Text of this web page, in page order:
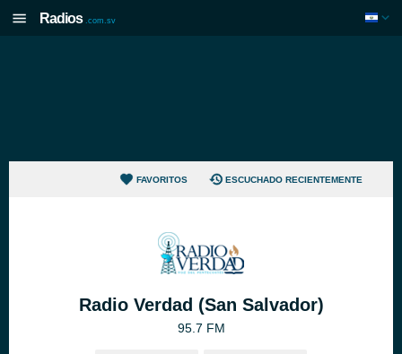
Radios .com.sv
FAVORITOS ESCUCHADO RECIENTEMENTE
Radio Verdad (San Salvador)
95.7 FM